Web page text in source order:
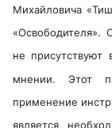
Михайловича
«Освободителя».
не
мнении. Этот
применение
является